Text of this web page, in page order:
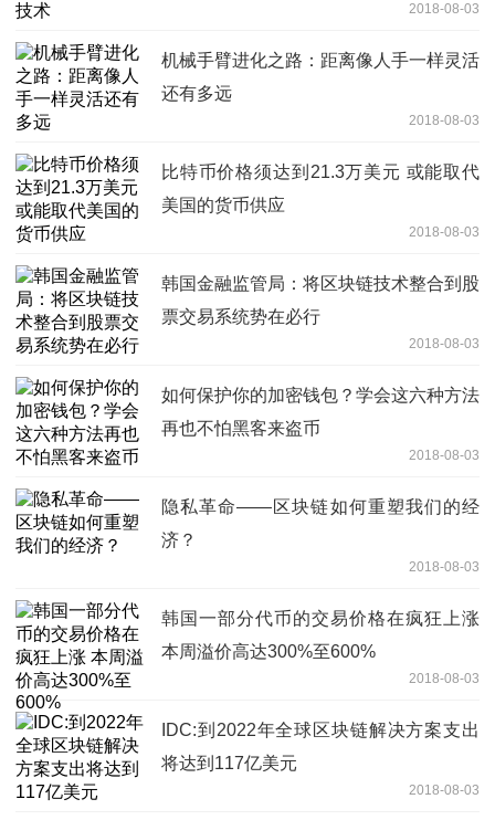
2018-08-03
机械手臂进化之路：距离像人手一样灵活
还有多远
2018-08-03
比特币价格须达到21.3万美元 或能取代
美国的货币供应
2018-08-03
韩国金融监管局：将区块链技术整合到股
票交易系统势在必行
2018-08-03
如何保护你的加密钱包？学会这六种方法
再也不怕黑客来盗币
2018-08-03
隐私革命——区块链如何重塑我们的经
济？
2018-08-03
韩国一部分代币的交易价格在疯狂上涨
本周溢价高达300%至600%
2018-08-03
IDC:到2022年全球区块链解决方案支出
将达到117亿美元
2018-08-03